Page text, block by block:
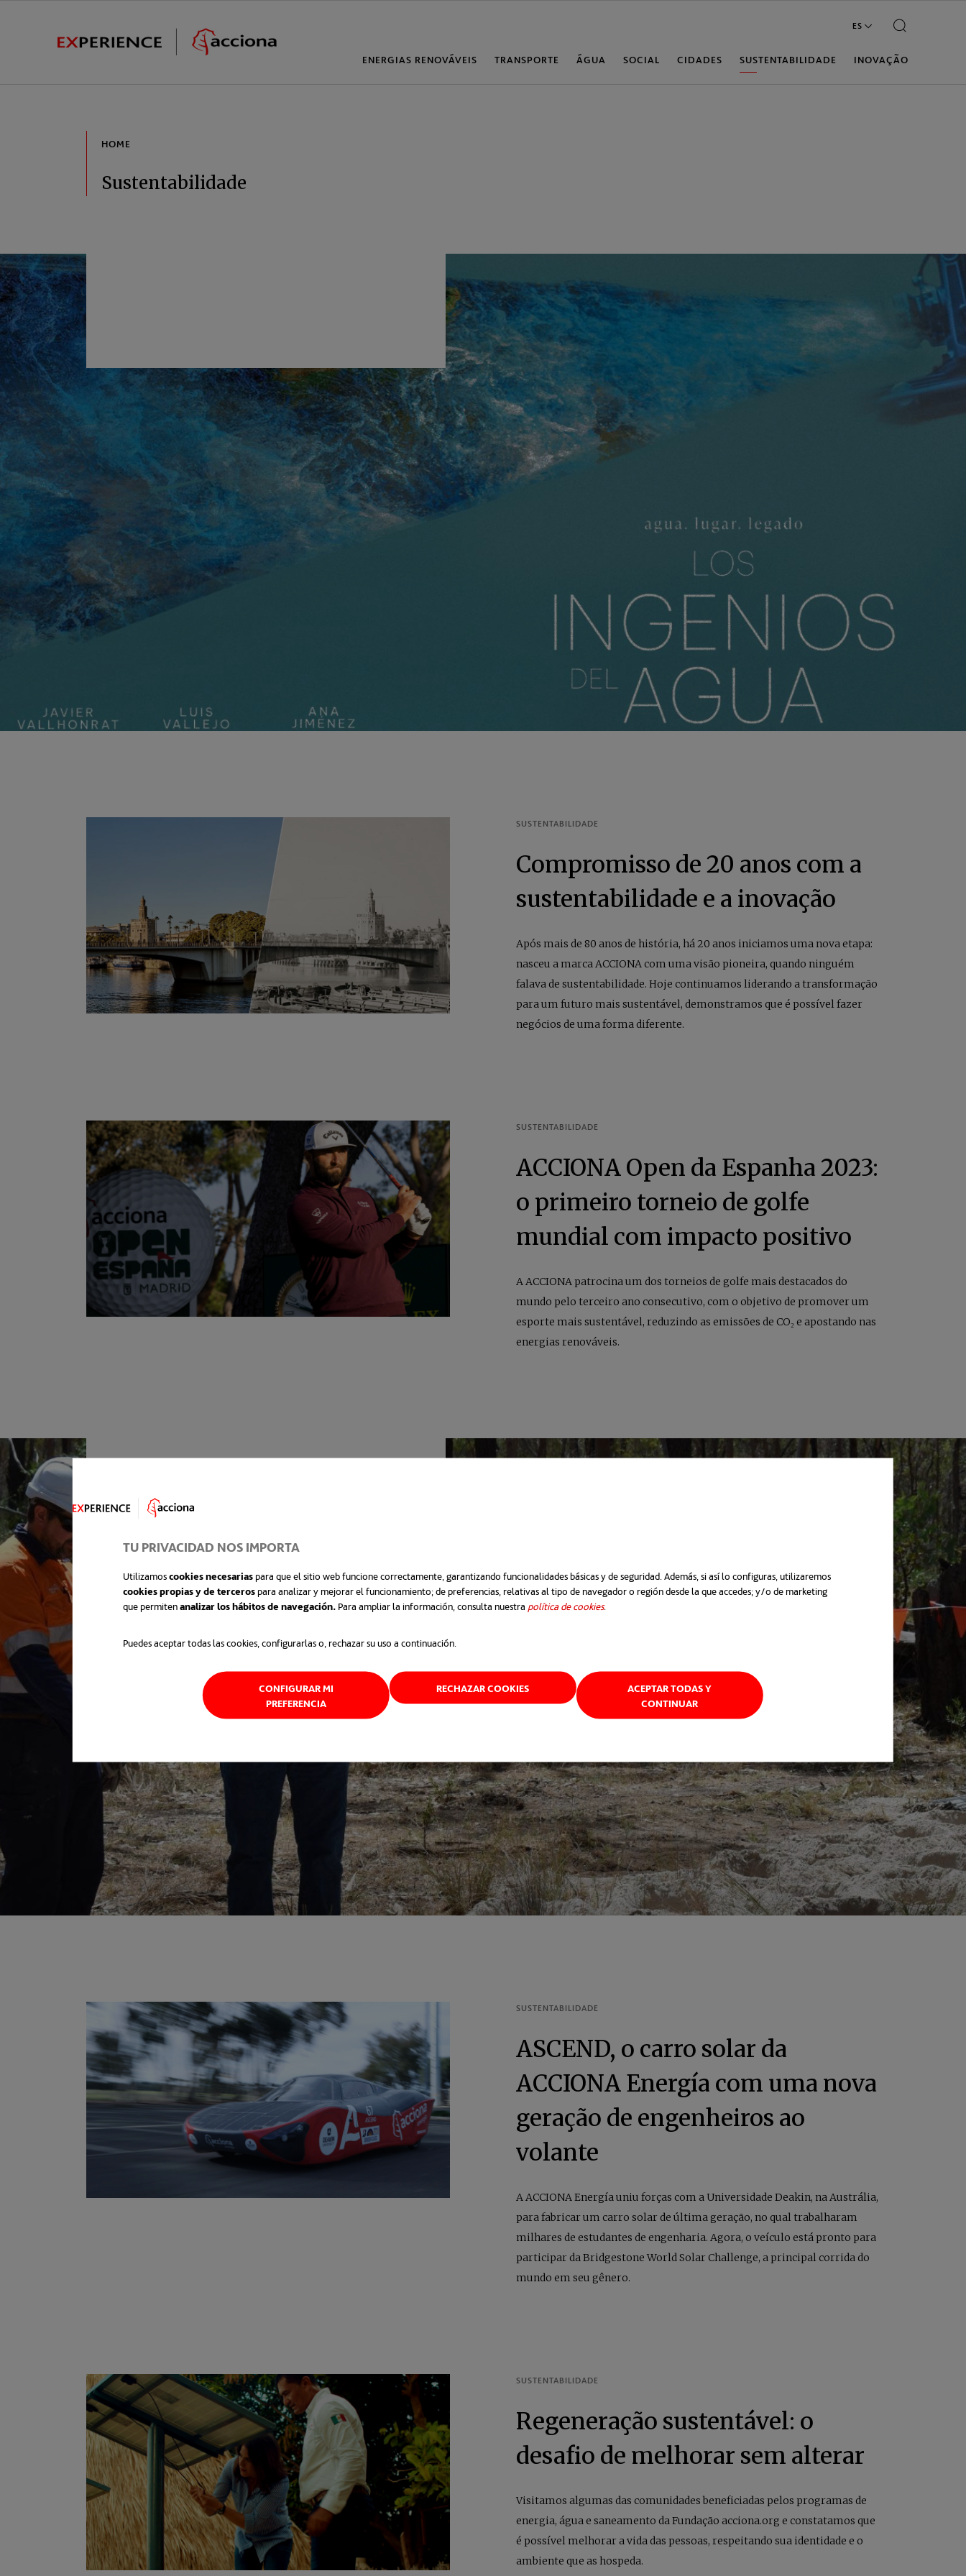
TU PRIVACIDAD NOS IMPORTA
Utilizamoscookies necesariaspara que el sitio web funcione correctamente, garantizando funcionalidades básicas y de seguridad. Además, si así lo configuras, utilizaremos
cookies propias y de tercerospara analizar y mejorar el funcionamiento; de preferencias, relativas al tipo de navegador o región desde la que accedes; y/o de marketing
que permitenanalizar los hábitos de navegación.Para ampliar la información, consulta nuestra política de cookiesabre em uma nova guia
.
Puedes aceptar todas las cookies, configurarlas o, rechazar su uso a continuación.
CONFIGURAR MI
PREFERENCIA
RECHAZAR COOKIES
ACEPTAR TODAS Y
CONTINUAR
Compromisso de 20 anos com a
sustentabilidade e a inovação
Após mais de 80 anos de história, há 20 anos iniciamos uma nova etapa:
nasceu a marca ACCIONA com uma visão pioneira, quando ninguém
falava de sustentabilidade. Hoje continuamos liderando a transformação
para um futuro mais sustentável, demonstramos que é possível fazer
negócios de uma forma diferente.
ACCIONA Open da Espanha 2023:
o primeiro torneio de golfe
mundial com impacto positivo
A ACCIONA patrocina um dos torneios de golfe mais destacados do
mundo pelo terceiro ano consecutivo, com o objetivo de promover um
esporte mais sustentável, reduzindo as emissões de CO₂ e apostando nas
energias renováveis.
ASCEND, o carro solar da
ACCIONA Energía com uma nova
geração de engenheiros ao
volante
A ACCIONA Energía uniu forças com a Universidade Deakin, na Austrália,
para fabricar um carro solar de última geração, no qual trabalharam
milhares de estudantes de engenharia. Agora, o veículo está pronto para
participar da Bridgestone World Solar Challenge, a principal corrida do
mundo em seu gênero.
Regeneração sustentável: o
desafio de melhorar sem alterar
Visitamos algumas das comunidades beneficiadas pelos programas de
energia, água e saneamento da Fundação acciona.org e constatamos que
é possível melhorar a vida das pessoas, respeitando sua identidade e o
ambiente que as hospeda.